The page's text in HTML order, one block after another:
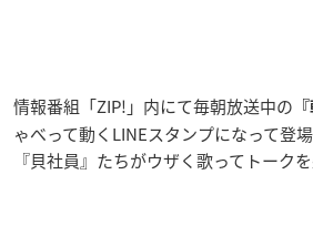
情報番組「ZIP!」内にて毎朝放送中の
ゃべって動くLINEスタンプになって登
『貝社員』たちがウザく歌ってトーク